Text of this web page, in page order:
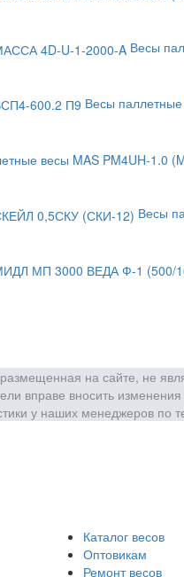
Весы
Весы
Весы
на сайте, не
вправе вносить
у наших менеджеров
Каталог весов
Оптовикам
Ремонт весов